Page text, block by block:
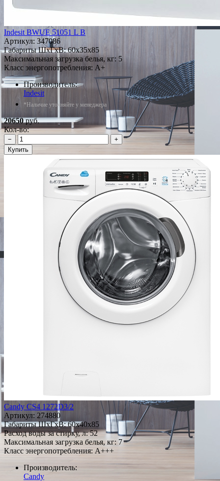
Indesit BWUE 51051 L B
Артикул: 347086
Габариты ШxГxВ: 60x35x85
Максимальная загрузка белья, кг: 5
Класс энергопотребления: A+
Производитель:
Indesit
*Наличие уточняйте у менеджера
20650руб.
Кол-во:
−
+
Купить
Candy CS4 1272D3/2
Артикул: 274880
Габариты ШxГxВ: 60x40x85
Расход воды за стирку, л: 52
Максимальная загрузка белья, кг: 7
Класс энергопотребления: A+++
Производитель:
Candy